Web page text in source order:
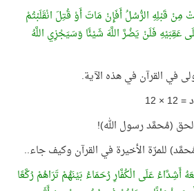
قَبْلِهِ الرُّسُلُ أَفَإِنْ مَاتَ أَوْ قُتِلَ انْقَلَبْتُمْ
عَقِبَيْهِ فَلَنْ يَضُرَّ اللَّهَ شَيْئًا وَسَيَجْزِي اللَّهُ
في القرآن في هذه الآية.
للمرّة الأخيرة في القرآن وكيف جاء..
أَشِدَّاءُ عَلَى الْكُفَّارِ رُحَمَاءُ بَيْنَهُمْ تَرَاهُمْ رُكَّعًا